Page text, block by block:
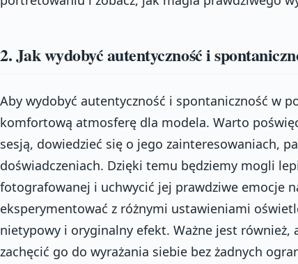
2. Jak wydobyć autentyczność i
Aby wydobyć autentyczność i spontaniczność w
komfortową atmosferę dla modela. Warto
sesją, dowiedzieć się o jego zainteresowaniach,
doświadczeniach. Dzięki temu będziemy mogli
fotografowanej i uchwycić jej prawdziwe emocje
eksperymentować z różnymi ustawieniami
nietypowy i oryginalny efekt. Ważne jest również,
zachęcić go do wyrażania siebie bez żadnych